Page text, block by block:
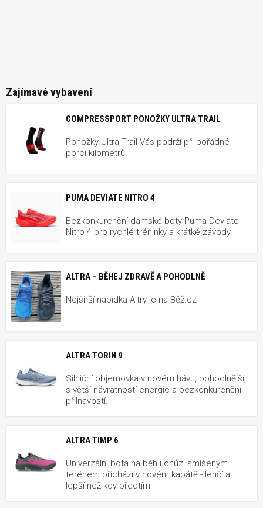
Zajímavé vybavení
COMPRESSPORT PONOŽKY ULTRA TRAIL
Ponožky Ultra Trail Vás podrží při pořádné
porci kilometrů!
PUMA DEVIATE NITRO 4
Bezkonkurenční dámské boty Puma Deviate
Nitro 4 pro rychlé tréninky a krátké závody.
ALTRA – BĚHEJ ZDRAVĚ A POHODLNĚ
Nejširší nabídka Altry je na Běž.cz
ALTRA TORIN 9
Silniční objemovka v novém hávu, pohodlnější,
s větší návratností energie a bezkonkurenční
přilnavostí.
ALTRA TIMP 6
Univerzální bota na běh i chůzi smíšeným
terénem přichází v novém kabátě - lehčí a
lepší než kdy předtím